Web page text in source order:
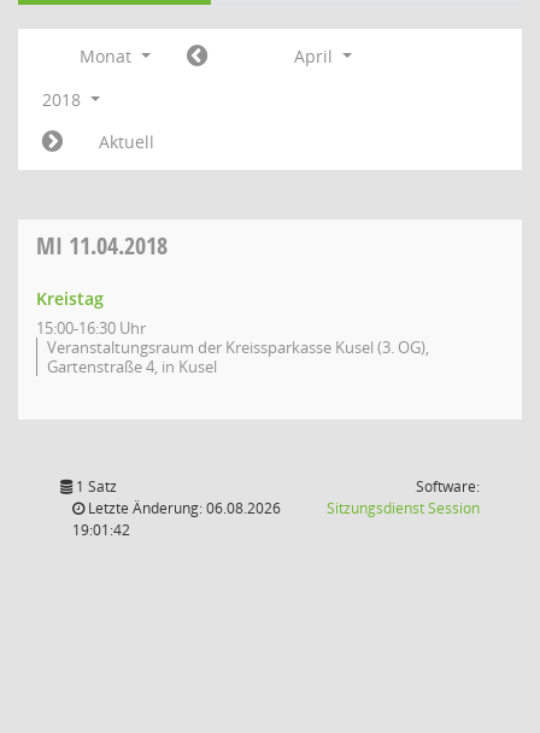
Monat
April
2018
Aktuell
MI 11.04.2018
Kreistag
15:00-16:30 Uhr
Veranstaltungsraum der Kreissparkasse Kusel (3. OG),
Gartenstraße 4, in Kusel
1 Satz
Letzte Änderung: 06.08.2026
19:01:42
Software:
SitzungsdienstSession(Wird in